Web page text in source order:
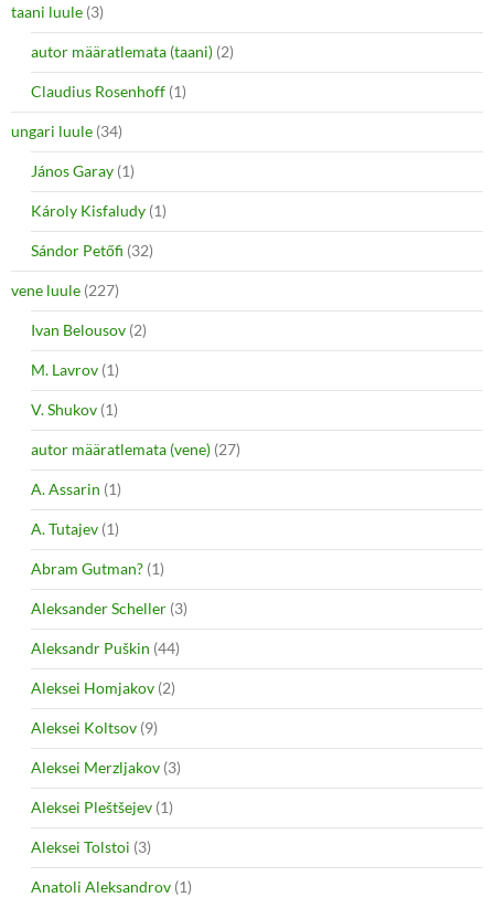
taani luule (3)
autor määratlemata (taani) (2)
Claudius Rosenhoff (1)
ungari luule (34)
János Garay (1)
Károly Kisfaludy (1)
Sándor Petőfi (32)
vene luule (227)
Ivan Belousov (2)
M. Lavrov (1)
V. Shukov (1)
autor määratlemata (vene) (27)
A. Assarin (1)
A. Tutajev (1)
Abram Gutman? (1)
Aleksander Scheller (3)
Aleksandr Puškin (44)
Aleksei Homjakov (2)
Aleksei Koltsov (9)
Aleksei Merzljakov (3)
Aleksei Pleštšejev (1)
Aleksei Tolstoi (3)
Anatoli Aleksandrov (1)